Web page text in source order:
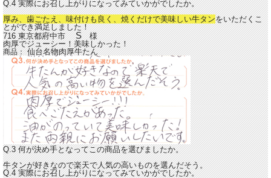
Q.4 実際にお召し上がりになってみていかがでしたか。
厚み、歯ごたえ、味付けも良く、焼くだけで美味しい牛タンをいただくこ
とができ満足しました！
716 東京都府中市S様
肉厚でジューシー！美味しかった！
商品：仙台名物肉厚牛たん
Q.3 何が決め手となってこの商品を選びましたか。
牛タンが好きなので楽天で人気の高いものを選んだそう。
Q.4 実際にお召し上がりになってみていかがでしたか。